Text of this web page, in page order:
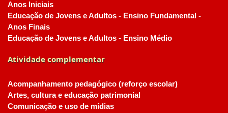
Anos Iniciais
Educação de Jovens e Adultos - Ensino Fundamental -
Anos Finais
Educação de Jovens e Adultos - Ensino Médio
Atividade complementar
Acompanhamento pedagógico (reforço escolar)
Artes, cultura e educação patrimonial
Comunicação e uso de mídias